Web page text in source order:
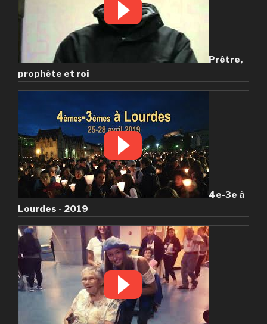
Prêtre,
prophète et roi
4e-3e à
Lourdes - 2019